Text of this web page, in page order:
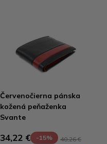
Červenočierna pánska
kožená peňaženka
Svante
34,22 € -15% 40,26 €